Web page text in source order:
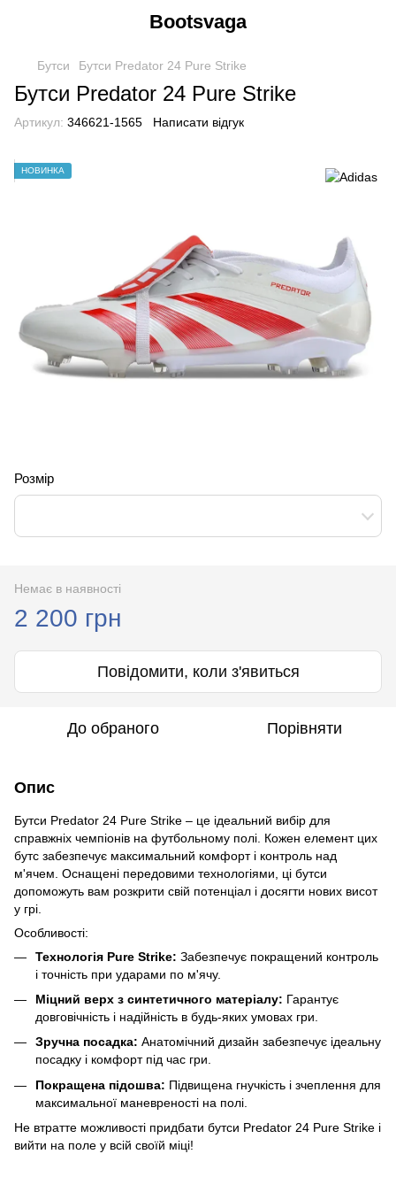
Bootsvaga
Бутси Бутси Predator 24 Pure Strike
Бутси Predator 24 Pure Strike
Артикул: 346621-1565 Написати відгук
НОВИНКА
Розмір
Немає в наявності
2 200 грн
Повідомити, коли з'явиться
До обраного Порівняти
Опис
Бутси Predator 24 Pure Strike – це ідеальний вибір для
справжніх чемпіонів на футбольному полі. Кожен елемент цих
бутс забезпечує максимальний комфорт і контроль над
м'ячем. Оснащені передовими технологіями, ці бутси
допоможуть вам розкрити свій потенціал і досягти нових висот
у грі.
Особливості:
Технологія Pure Strike: Забезпечує покращений контроль
і точність при ударами по м'ячу.
Міцний верх з синтетичного матеріалу: Гарантує
довговічність і надійність в будь-яких умовах гри.
Зручна посадка: Анатомічний дизайн забезпечує ідеальну
посадку і комфорт під час гри.
Покращена підошва: Підвищена гнучкість і зчеплення для
максимальної маневреності на полі.
Не втратте можливості придбати бутси Predator 24 Pure Strike і
вийти на поле у всій своїй міці!